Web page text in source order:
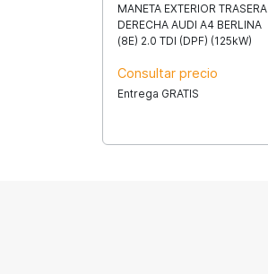
MANETA EXTERIOR TRASERA
DERECHA AUDI A4 BERLINA
(8E) 2.0 TDI (DPF) (125kW)
Consultar precio
Entrega GRATIS